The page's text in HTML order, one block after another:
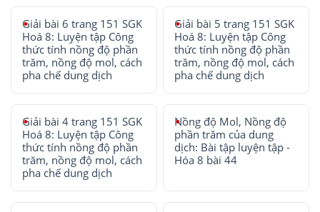
Giải bài 6 trang 151 SGK
Hoá 8: Luyện tập Công
thức tính nồng độ phần
trăm, nồng độ mol, cách
pha chế dung dịch
Giải bài 5 trang 151 SGK
Hoá 8: Luyện tập Công
thức tính nồng độ phần
trăm, nồng độ mol, cách
pha chế dung dịch
Giải bài 4 trang 151 SGK
Hoá 8: Luyện tập Công
thức tính nồng độ phần
trăm, nồng độ mol, cách
pha chế dung dịch
Nồng độ Mol, Nồng độ
phần trăm của dung
dịch: Bài tập luyện tập -
Hóa 8 bài 44